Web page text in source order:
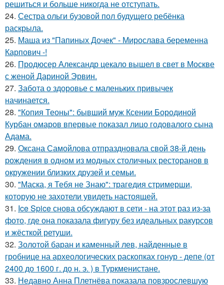
решиться и больше никогда не отступать.
24. Сестра ольги бузовой пол будущего ребёнка
раскрыла.
25. Маша из "Папиных Дочек" - Мирослава беременна
Карпович -!
26. Продюсер Александр цекало вышел в свет в Москве
с женой Дариной Эрвин.
27. Забота о здоровье с маленьких привычек
начинается.
28. "Копия Теоны": бывший муж Ксении Бородиной
Курбан омаров впервые показал лицо годовалого сына
Адама.
29. Оксана Самойлова отпраздновала свой 38-й день
рождения в одном из модных столичных ресторанов в
окружении близких друзей и семьи.
30. "Маска, я Тебя не Знаю": трагедия стримерши,
которую не захотели увидеть настоящей.
31. Ice Spice снова обсуждают в сети - на этот раз из-за
фото, где она показала фигуру без идеальных ракурсов
и жёсткой ретуши.
32. Золотой баран и каменный лев, найденные в
гробнице на археологических раскопках гонур - депе (от
2400 до 1600 г. до н. э. ) в Туркменистане.
33. Недавно Анна Плетнёва показала повзрослевшую